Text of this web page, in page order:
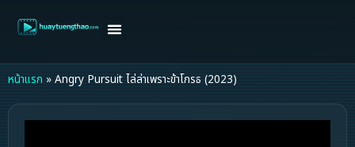
หน้าแรก » Angry Pursuit ไล่ล่าเพราะข้าโกรธ (2023)